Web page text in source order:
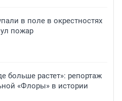
в поле в окрестностях
пожар
больше растет»: репортаж
«Флоры» в истории